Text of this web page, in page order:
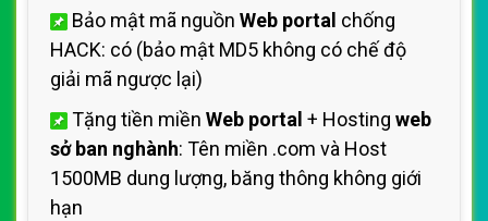
Bảo mật mã nguồn Web portal chống
HACK: có (bảo mật MD5 không có chế độ
giải mã ngược lại)
Tặng tiền miền Web portal + Hosting web
sở ban nghành: Tên miền .com và Host
1500MB dung lượng, băng thông không giới
hạn